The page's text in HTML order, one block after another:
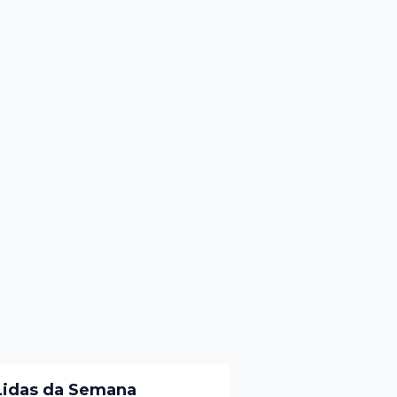
da Semana